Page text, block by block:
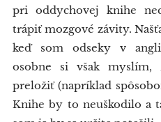
pri oddychovej knihe
trápiť mozgové závity.
keď som odseky v
osobne si však
preložiť (napríklad
Knihe by to neuškodilo a